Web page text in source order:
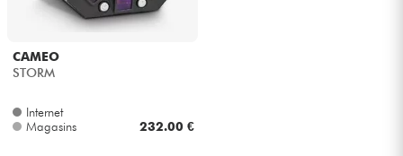
Eclairage
CAMEO
STORM
Internet
Magasins
232.00 €